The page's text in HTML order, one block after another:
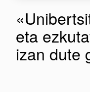
eta
izan dute